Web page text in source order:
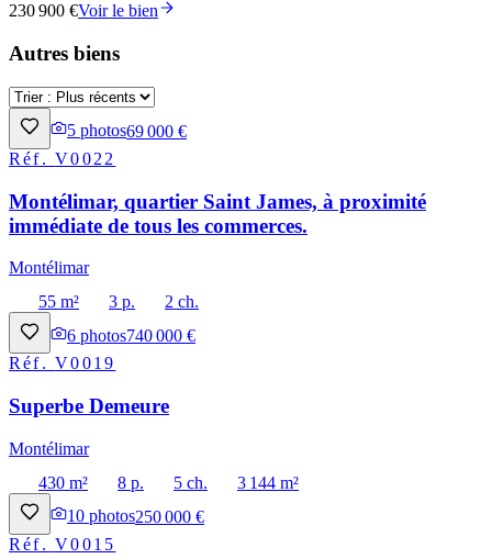
230 900 €Voir le bien
Autres biens
5 photos69 000 €
Réf.V0022
Montélimar, quartier Saint James, à proximité
immédiate de tous les commerces.
Montélimar
55 m²
3 p.
2 ch.
6 photos740 000 €
Réf.V0019
Superbe Demeure
Montélimar
430 m²
8 p. 5 ch.
3 144 m²
10 photos250 000 €
Réf.V0015